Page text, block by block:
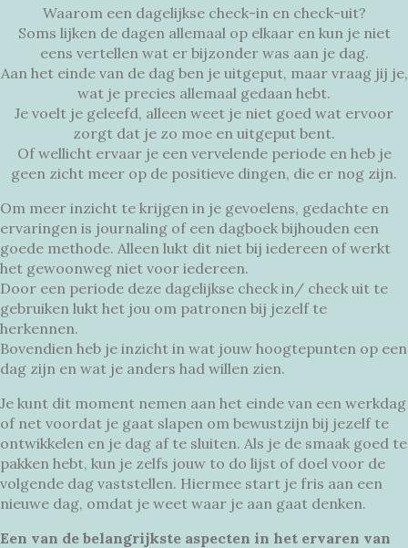
Waarom een dagelijkse check-in en check-uit?
Soms lijken de dagen allemaal op elkaar en kun je niet
eens vertellen wat er bijzonder was aan je dag.
Aan het einde van de dag ben je uitgeput, maar vraag jij je,
wat je precies allemaal gedaan hebt.
Je voelt je geleefd, alleen weet je niet goed wat ervoor
zorgt dat je zo moe en uitgeput bent.
Of wellicht ervaar je een vervelende periode en heb je
geen zicht meer op de positieve dingen, die er nog zijn.
Om meer inzicht te krijgen in je gevoelens, gedachte en
ervaringen is journaling of een dagboek bijhouden een
goede methode. Alleen lukt dit niet bij iedereen of werkt
het gewoonweg niet voor iedereen.
Door een periode deze dagelijkse check in/ check uit te
gebruiken lukt het jou om patronen bij jezelf te
herkennen.
Bovendien heb je inzicht in wat jouw hoogtepunten op een
dag zijn en wat je anders had willen zien.
Je kunt dit moment nemen aan het einde van een werkdag
of net voordat je gaat slapen om bewustzijn bij jezelf te
ontwikkelen en je dag af te sluiten. Als je de smaak goed te
pakken hebt, kun je zelfs jouw to do lijst of doel voor de
volgende dag vaststellen. Hiermee start je fris aan een
nieuwe dag, omdat je weet waar je aan gaat denken.
Een van de belangrijkste aspecten in het ervaren van